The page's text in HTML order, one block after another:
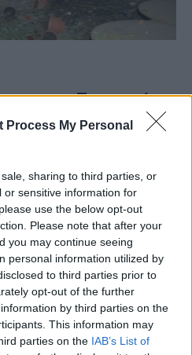
Process My Personal
sharing to third parties, or
or sensitive information for
use the below opt-out
Please note that after your
you may continue seeing
personal information utilized by
to third parties prior to
opt-out of the further
by third parties on the
This information may
parties on the IAB’s List of
στην Πορταριά
έκρηξη (ΦΩΤΟ-
Τρίτης (17/10) σε
της Πορταριάς στο